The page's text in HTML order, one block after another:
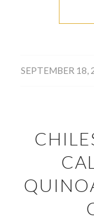
SEPTEMBER 18,
/